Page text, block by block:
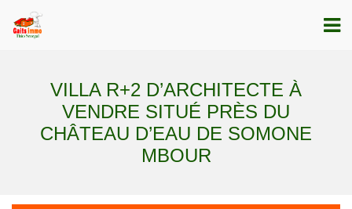
VILLA R+2 D’ARCHITECTE À
VENDRE SITUÉ PRÈS DU
CHÂTEAU D’EAU DE SOMONE
MBOUR